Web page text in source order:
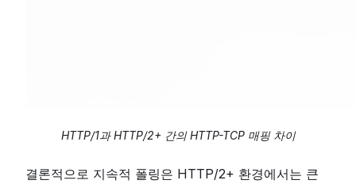
HTTP/1과 HTTP/2+ 간의 HTTP-TCP 매핑 차이
결론적으로 지속적 폴링은 HTTP/2+ 환경에서는 큰